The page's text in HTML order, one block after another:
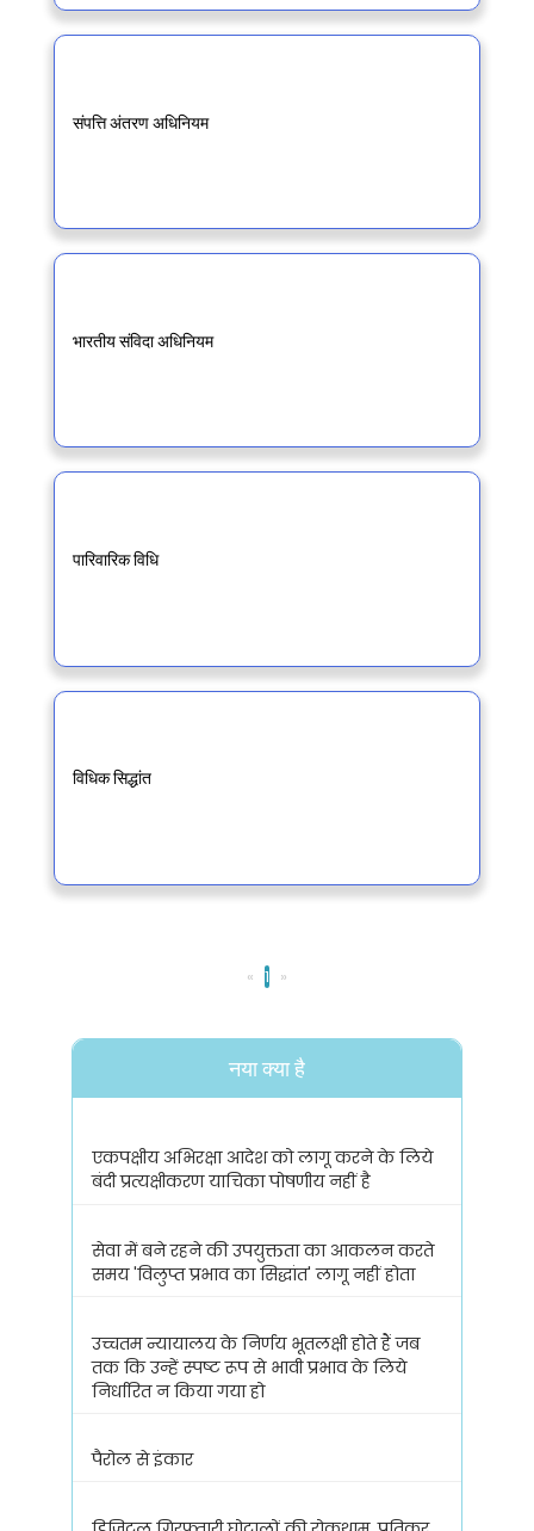
संपत्ति अंतरण अधिनियम
भारतीय संविदा अधिनियम
पारिवारिक विधि
विधिक सिद्धांत
« 1 »
नया क्या है
एकपक्षीय अभिरक्षा आदेश को लागू करने के लिये
बंदी प्रत्यक्षीकरण याचिका पोषणीय नहीं है
सेवा में बने रहने की उपयुक्तता का आकलन करते
समय 'विलुप्त प्रभाव का सिद्धांत' लागू नहीं होता
उच्चतम न्यायालय के निर्णय भूतलक्षी होते हैं जब
तक कि उन्हें स्पष्ट रूप से भावी प्रभाव के लिये
निर्धारित न किया गया हो
पैरोल से इंकार